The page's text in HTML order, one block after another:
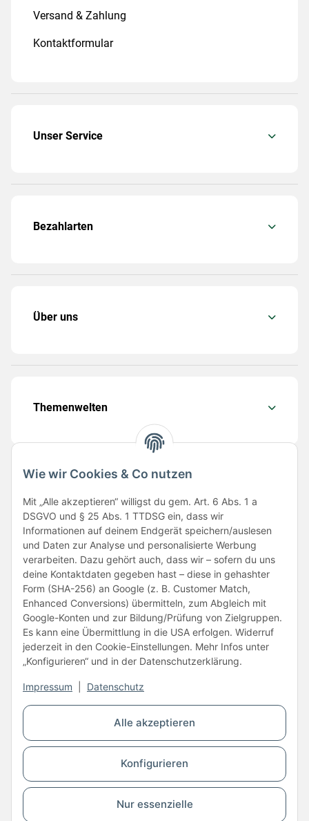
Alle akzeptieren
Konfigurieren
Nur essenzielle
Wie wir Cookies & Co nutzen
Mit „Alle akzeptieren“ willigst du gem. Art. 6 Abs. 1 a
DSGVO und § 25 Abs. 1 TTDSG ein, dass wir
Informationen auf deinem Endgerät speichern/auslesen
und Daten zur Analyse und personalisierte Werbung
verarbeiten. Dazu gehört auch, dass wir – sofern du uns
deine Kontaktdaten gegeben hast – diese in gehashter
Form (SHA-256) an Google (z. B. Customer Match,
Enhanced Conversions) übermitteln, zum Abgleich mit
Google-Konten und zur Bildung/Prüfung von Zielgruppen.
Es kann eine Übermittlung in die USA erfolgen. Widerruf
jederzeit in den Cookie-Einstellungen. Mehr Infos unter
„Konfigurieren“ und in der Datenschutzerklärung.
Impressum Datenschutz
Versand & Zahlung
Kontaktformular
Unser Service
Bezahlarten
Über uns
Themenwelten
Folge uns
Unsere Partner
Vertrag widerrufen
* Alle Preise inkl. gesetzlicher USt., zzgl.Versand
© Copyright © 2026 www.kartons24.de
BB-Verpackungen GmbH
- Brendelweg 167, 27755 Delmenhorst - Telefon:
+49 (0)4221 42165 30